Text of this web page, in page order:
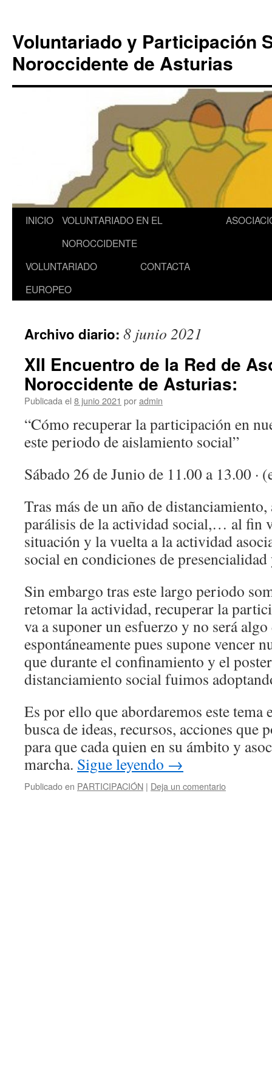
contenido
Voluntariado y Participación
Noroccidente de Asturias
INICIO
VOLUNTARIADO EN EL
NOROCCIDENTE
VOLUNTARIADO
EUROPEO
CONTACTA
Archivo diario: 8 junio 2021
XII Encuentro de la Red de
Noroccidente de Asturias:
Publicada el 8 junio 2021 poradmin
“Cómo recuperar la participación en
este periodo de aislamiento social”
Sábado 26 de Junio de 11.00 a 13.00 ·
Tras más de un año de
parálisis de la actividad social,… al fin
situación y la vuelta a la actividad
social en condiciones de
Sin embargo tras este largo periodo
retomar la actividad, recuperar la
va a suponer un esfuerzo y no será
espontáneamente pues supone vencer
que durante el confinamiento y el
distanciamiento social fuimos
Es por ello que abordaremos este tema
busca de ideas, recursos, acciones que
para que cada quien en su ámbito y
marcha. Sigue leyendo →
Publicado en PARTICIPACIÓN | Deja un comentario